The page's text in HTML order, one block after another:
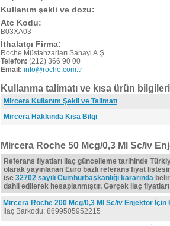
Kullanım şekli ve dozu:
Atc Kodu:
B03XA03
İthalatçı Firma:
Roche Müstahzarları Sanayi A.Ş.
Telefon: (212) 366 90 00
Email: info@roche.com.tr
Kullanma talimatı ve kısa ürün bilgileri
Mircera Kullanım Şekli ve Talimatı
Mircera Hakkında Kısa Bilgi
Mircera Roche 50 Mcg/0,3 Ml Sc/iv
Referans fiyatları ilaç güncelleme tarihinde
olarak yayınlanan Euro bazlı referans fiyat
ise 32702 sayılı Cumhurbaşkanlığı kararında
dahil edilerek hesaplanmıştır. Gerçek ilaç
Mircera Roche 200 Mcg/0,3 Ml Sc/iv Enjektör İçin
İlaç Barkodu: 8699505952215